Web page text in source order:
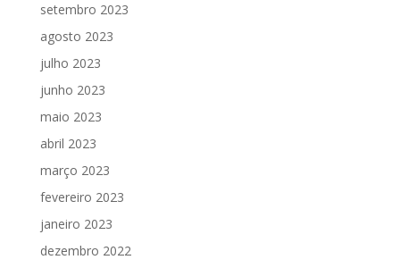
setembro 2023
agosto 2023
julho 2023
junho 2023
maio 2023
abril 2023
março 2023
fevereiro 2023
janeiro 2023
dezembro 2022